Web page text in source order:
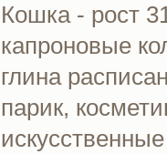
Кошка - рост
капроновые
глина
парик,